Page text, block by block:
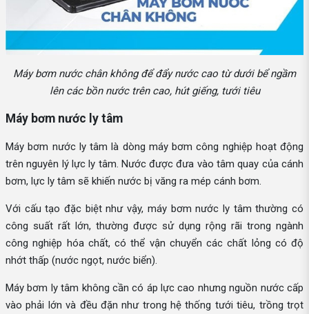
Máy bơm nước chân không để đẩy nước cao từ dưới bể ngầm
lên các bồn nước trên cao, hút giếng, tưới tiêu
Máy bơm nước ly tâm
Máy bơm nước ly tâm là dòng máy bơm công nghiệp hoạt động
trên nguyên lý lực ly tâm. Nước được đưa vào tâm quay của cánh
bơm, lực ly tâm sẽ khiến nước bị văng ra mép cánh bơm.
Với cấu tạo đặc biệt như vậy, máy bơm nước ly tâm thường có
công suất rất lớn, thường được sử dụng rộng rãi trong ngành
công nghiệp hóa chất, có thể vận chuyển các chất lỏng có độ
nhớt thấp (nước ngọt, nước biển).
Máy bơm ly tâm không cần có áp lực cao nhưng nguồn nước cấp
vào phải lớn và đều đặn như trong hệ thống tưới tiêu, trồng trọt